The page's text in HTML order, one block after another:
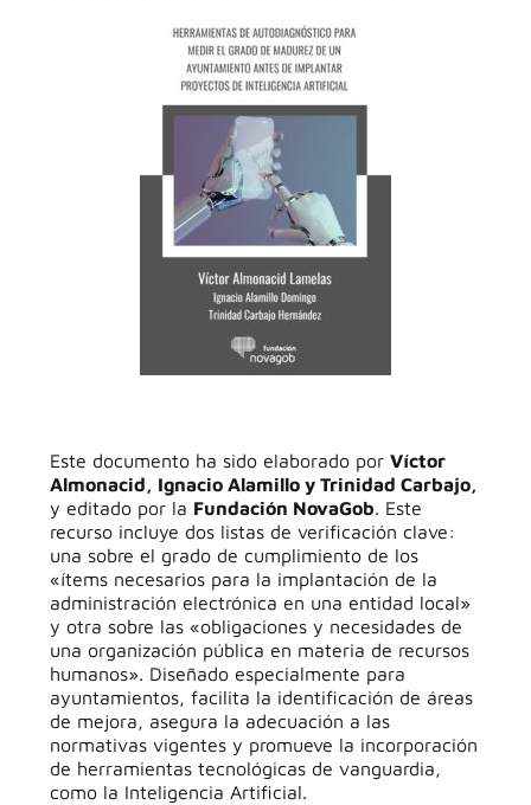
Este documento ha sido elaborado porVíctor
Almonacid, Ignacio Alamillo y Trinidad Carbajo,
y editado por la Fundación NovaGob. Este
recurso incluye dos listas de verificación clave:
una sobre el grado de cumplimiento de los
«ítems necesarios para la implantación de la
administración electrónica en una entidad local»
y otra sobre las «obligaciones y necesidades de
una organización pública en materia de recursos
humanos». Diseñado especialmente para
ayuntamientos, facilita la identificación de áreas
de mejora, asegura la adecuación a las
normativas vigentes y promueve la incorporación
de herramientas tecnológicas de vanguardia,
como la Inteligencia Artificial.